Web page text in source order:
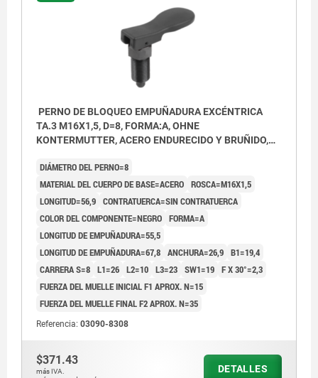
PERNO DE BLOQUEO EMPUÑADURA EXCÉNTRICA
TA.3 M16X1,5, D=8, FORMA:A, OHNE
KONTERMUTTER, ACERO ENDURECIDO Y BRUÑIDO,
DIÁMETRO DEL PERNO=8
MATERIAL DEL CUERPO DE BASE=ACERO ROSCA=M16X1,5
LONGITUD=56,9 CONTRATUERCA=SIN CONTRATUERCA
COLOR DEL COMPONENTE=NEGRO FORMA=A
LONGITUD DE EMPUÑADURA=55,5
LONGITUD DE EMPUÑADURA=67,8 ANCHURA=26,9 B1=19,4
CARRERA S=8 L1=26 L2=10 L3=23 SW1=19 F X 30°=2,3
FUERZA DEL MUELLE INICIAL F1 APROX. N=15
FUERZA DEL MUELLE FINAL F2 APROX. N=35
Referencia: 03090-8308
$371.43
más IVA.
DETALLES